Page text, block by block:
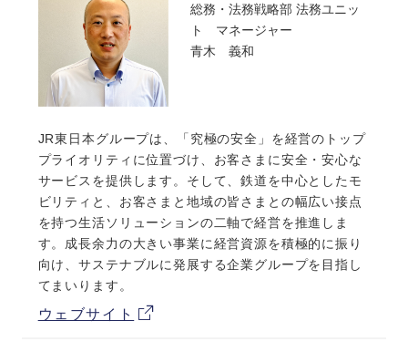
総務・法務戦略部 法務ユニッ
ト マネージャー
青木 義和
JR東日本グループは、「究極の安全」を経営のトップ
プライオリティに位置づけ、お客さまに安全・安心な
サービスを提供します。そして、鉄道を中心としたモ
ビリティと、お客さまと地域の皆さまとの幅広い接点
を持つ生活ソリューションの二軸で経営を推進しま
す。成長余力の大きい事業に経営資源を積極的に振り
向け、サステナブルに発展する企業グループを目指し
てまいります。
ウェブサイト